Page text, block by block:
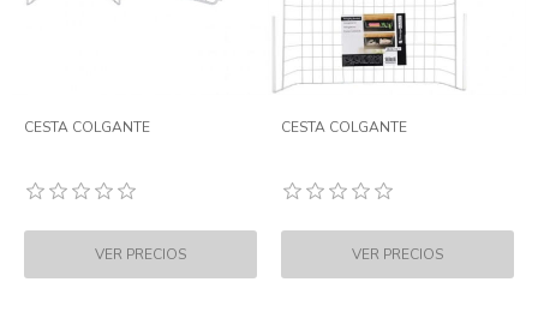
CESTA COLGANTE CESTA COLGANTE